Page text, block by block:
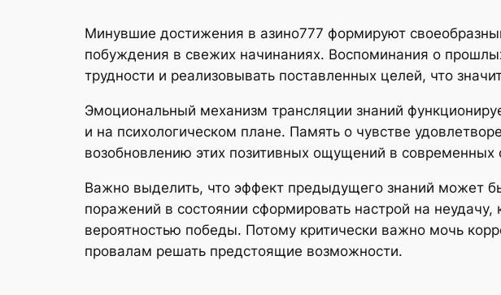
Минувшие достижения в азино777 формируют
побуждения в свежих начинаниях. Воспоминания о
трудности и реализовывать поставленных целей, что
Эмоциональный механизм трансляции знаний
и на психологическом плане. Память о чувстве
возобновлению этих позитивных ощущений в современных
Важно выделить, что эффект предыдущего знаний может
поражений в состоянии сформировать настрой на
вероятностью победы. Потому критически важно мочь
провалам решать предстоящие возможности.